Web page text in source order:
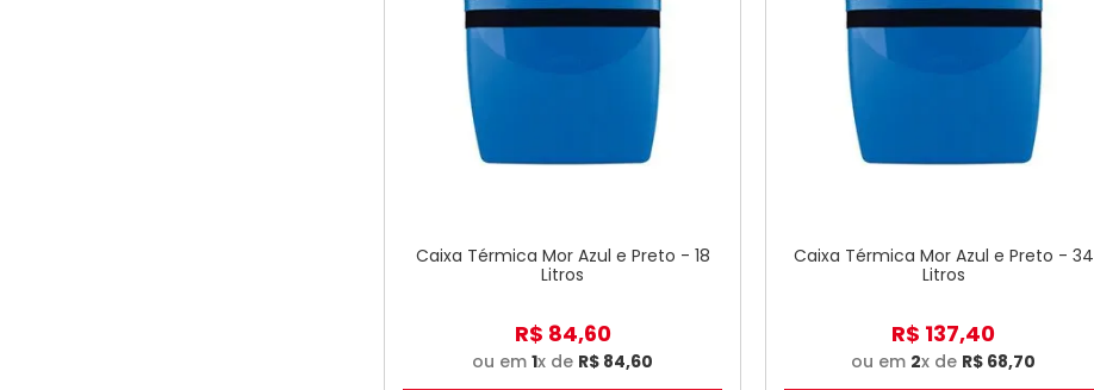
Caixa Térmica Mor Azul e Preto - 18
Litros
R$ 84,60
ou em1x de R$ 84,60
Caixa Térmica Mor Azul e Preto - 34
Litros
R$ 137,40
ou em 2x de R$ 68,70